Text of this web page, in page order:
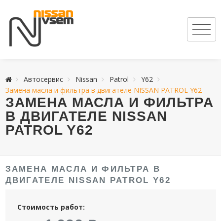
Автосервис Nissan Patrol
Y62
Замена масла и фильтра в двигателе NISSAN PATROL Y62
ЗАМЕНА МАСЛА И ФИЛЬТРА
В ДВИГАТЕЛЕ NISSAN
PATROL Y62
ЗАМЕНА МАСЛА И ФИЛЬТРА В
ДВИГАТЕЛЕ NISSAN PATROL Y62
Стоимость работ: